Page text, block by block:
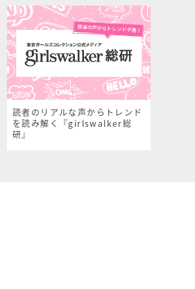
読者のリアルな声からトレンド
を読み解く『girlswalker総
研』